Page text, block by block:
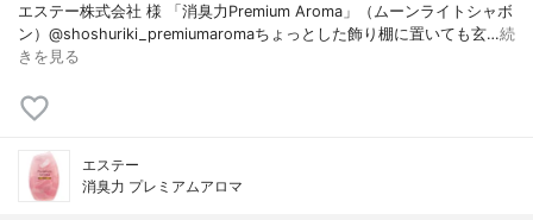
エステー株式会社 様 「消臭力Premium Aroma」（ムーンライトシャボ
ン）@shoshuriki_premiumaromaちょっとした飾り棚に置いても玄…続
きを見る
エステー
消臭力 プレミアムアロマ